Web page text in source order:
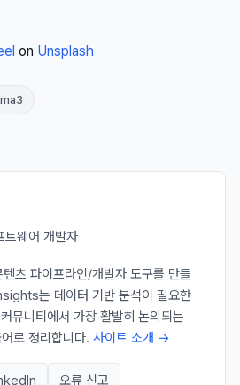
on Unsplash
트웨어 개발자
츠 파이프라인/개발자 도구를 만들
는 데이터 기반 분석이 필요한
뮤니티에서 가장 활발히 논의되는
로 정리합니다. 사이트 소개 →
오류 신고